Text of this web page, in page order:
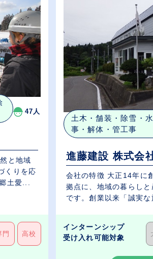
47人
と地域
くりを応
土愛...
門 高校
土木・舗装・除雪・
事・解体・管工事
進藤建設 株式会
会社の特徴 大正14年に
拠点に、地域の暮らし
です。創業以来「誠実
インターンシップ
受け入れ可能対象